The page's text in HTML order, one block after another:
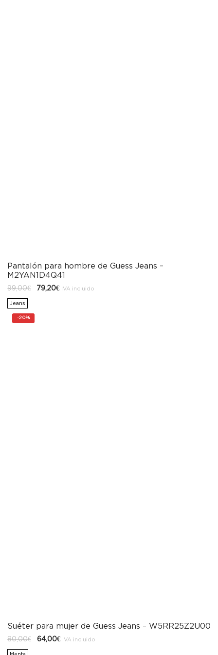
Pantalón para hombre de Guess Jeans –
M2YAN1D4Q41
99,00€
El
99,00€.
79,20€ElIVA incluido
Jeans
-20%
Suéter para mujer de Guess Jeans – W5RR25Z2U00
80,00€
El64,00€ElIVA incluido